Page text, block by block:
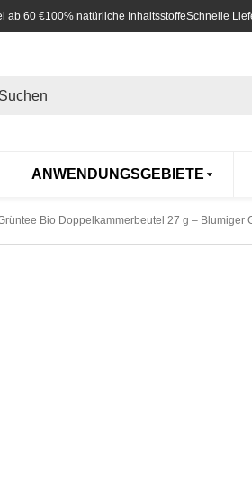
ab 60 €100% natürliche InhaltsstoffeSchnelle
ANWENDUNGSGEBIETE
Bio Doppelkammerbeutel 27 g – Blumiger